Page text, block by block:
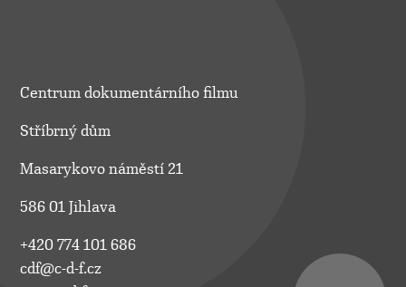
Centrum dokumentárního filmu
Stříbrný dům
Masarykovo náměstí 21
586 01 Jihlava
+420 774 101 686
cdf@c-d-f.cz